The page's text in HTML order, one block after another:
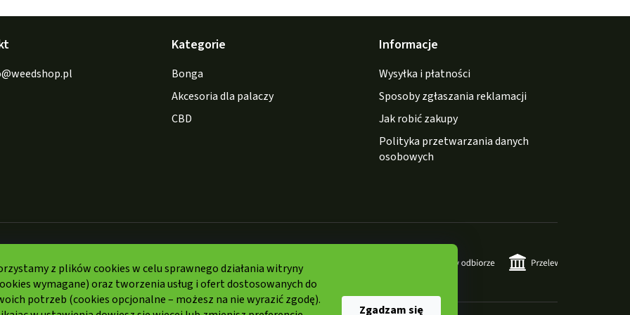
z plików cookies w celu sprawnego działania witryny
wymagane) oraz tworzenia usług i ofert dostosowanych do
potrzeb (cookies opcjonalne – możesz na nie wyrazić zgodę).
Zgadzam się
@weedshop.pl
Kategorie
Bonga
Akcesoria dla palaczy
CBD
Informacje
Wysyłka i płatności
Sposoby zgłaszania reklamacji
Jak robić zakupy
Polityka przetwarzania danych
osobowych
płatności: